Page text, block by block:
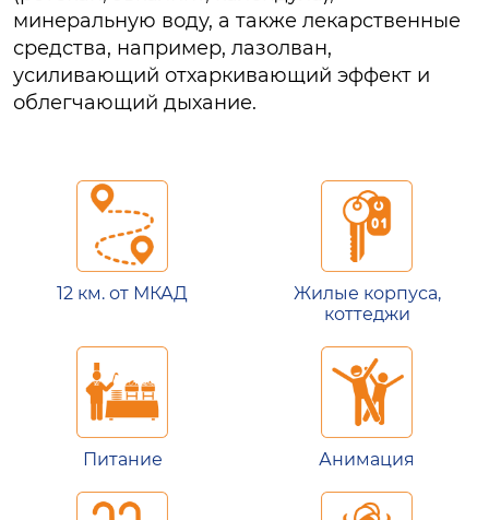
минеральную воду, а также лекарственные
средства, например, лазолван,
усиливающий отхаркивающий эффект и
облегчающий дыхание.
12 км. от МКАД
Жилые корпуса,
коттеджи
Питание Анимация